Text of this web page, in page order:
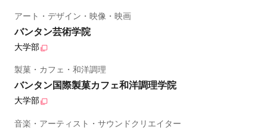
アート・デザイン・映像・映画
バンタン芸術学院
大学部
製菓・カフェ・和洋調理
バンタン国際製菓カフェ和洋調理学院
大学部
音楽・アーティスト・サウンドクリエイター